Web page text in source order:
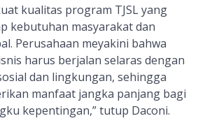
kualitas program TJSL yang
kebutuhan masyarakat dan
Perusahaan meyakini bahwa
harus berjalan selaras dengan
dan lingkungan, sehingga
manfaat jangka panjang bagi
kepentingan,” tutup Daconi.